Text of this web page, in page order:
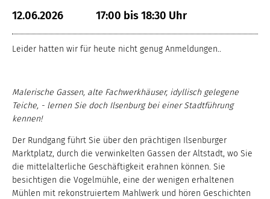
12.06.2026 17:00 bis 18:30 Uhr
Leider hatten wir für heute nicht genug Anmeldungen..
Malerische Gassen, alte Fachwerkhäuser, idyllisch gelegene
Teiche, - lernen Sie doch Ilsenburg bei einer Stadtführung
kennen!
Der Rundgang führt Sie über den prächtigen Ilsenburger
Marktplatz, durch die verwinkelten Gassen der Altstadt, wo Sie
die mittelalterliche Geschäftigkeit erahnen können. Sie
besichtigen die Vogelmühle, eine der wenigen erhaltenen
Mühlen mit rekonstruiertem Mahlwerk und hören Geschichten